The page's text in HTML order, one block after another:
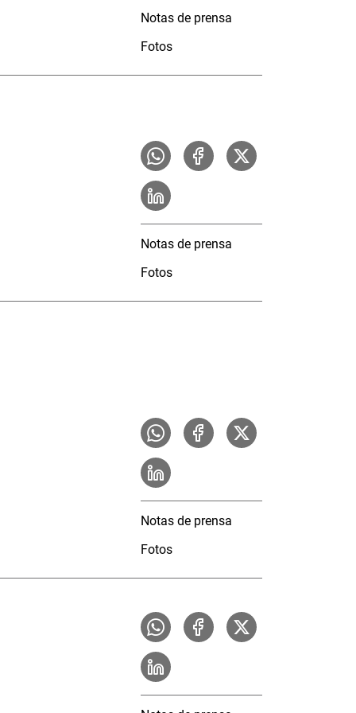
Notas de prensa
Fotos
Notas de prensa
Fotos
Notas de prensa
Fotos